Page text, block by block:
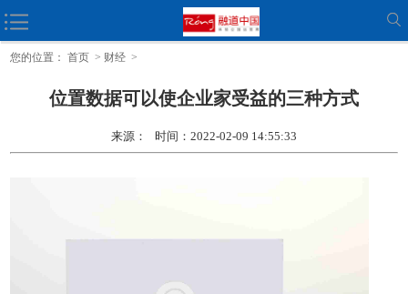
新的小企业主如何 (也应该) 保护自己的品牌
您的位置： 首页 > 财经 >
位置数据可以使企业家受益的三种方式
来源： 时间：2022-02-09 14:55:33